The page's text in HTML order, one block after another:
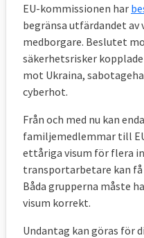
EU-kommissionen har
begränsa utfärdandet av
medborgare. Beslutet
säkerhetsrisker
mot Ukraina,
cyberhot.
Från och med nu kan
familjemedlemmar till
ettåriga visum för flera
transportarbetare kan få
Båda grupperna måste
visum korrekt.
Undantag kan göras för